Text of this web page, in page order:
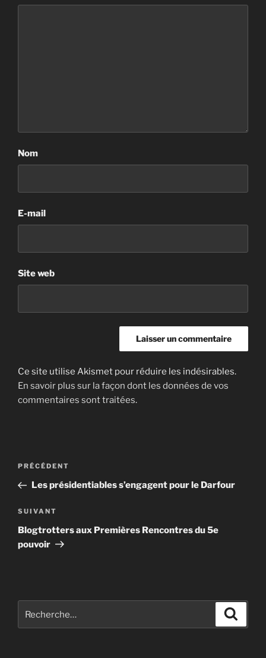
Nom
E-mail
Site web
Ce site utilise Akismet pour réduire les indésirables.
En savoir plus sur la façon dont les données de vos
commentaires sont traitées.
Navigation
l’article
Article
précédent
PRÉCÉDENT
Les présidentiables s’engagent pour le Darfour
Article
suivant
SUIVANT
Blogtrotters aux Premières Rencontres du 5e
pouvoir
pour